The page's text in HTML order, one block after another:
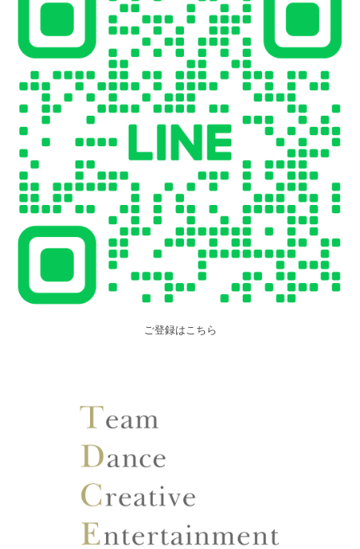
ご登録はこちら